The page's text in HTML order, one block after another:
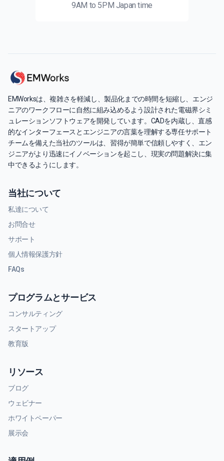
9AM to 5PM Japan time
EMWorksは、複雑さを軽減し、製品化までの時間を短縮し、エンジ
ニアのワークフローに自然に組み込めるよう設計された電磁界シミ
ュレーションソフトウェアを開発しています。CADを内蔵し、直感
的なインターフェースとエンジニアの言葉を理解する専任サポート
チームを備えた当社のツールは、習得が簡単で信頼しやすく、エン
ジニアがより迅速にイノベーションを起こし、現実の問題解決に集
中できるようにします。
当社について
私達について
お問合せ
サポート
個人情報保護方針
FAQs
プログラムとサービス
コンサルティング
スタートアップ
教育版
リソース
ブログ
ウェビナー
ホワイトペーパー
展示会